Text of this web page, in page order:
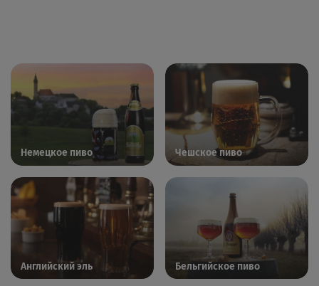
Немецкое пиво Чешское пиво
Английский эль Бельгийское пиво